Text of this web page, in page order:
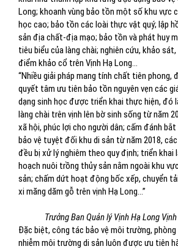
Long; khoanh vùng bảo tồn một số khu vực
học cao; bảo tồn các loài thực vật quý; lập
sản địa chất-địa mạo; bảo tồn và phát huy
tiêu biểu của làng chài; nghiên cứu, khảo
điểm khảo cổ trên Vịnh Hạ Long...
“Nhiều giải pháp mang tính chất tiên phong,
quyết tâm ưu tiên bảo tồn nguyên vẹn các
dạng sinh học được triển khai thực hiện, đó
làng chài trên vịnh lên bờ sinh sống từ năm
xã hội, phúc lợi cho người dân; cấm đánh
bảo vệ tuyệt đối khu di sản từ năm 2018,
đều bị xử lý nghiêm theo quy định; triển khai
hoạch nuôi trồng thủy sản nằm ngoài khu
sản; chấm dứt hoạt động bốc xếp, chuyển
xi măng dăm gỗ trên vịnh Hạ Long...”
Trưởng Ban Quản lý Vịnh Hạ Long
Đặc biệt, công tác bảo vệ môi trường,
nhiễm môi trường di sản luôn được ưu tiên